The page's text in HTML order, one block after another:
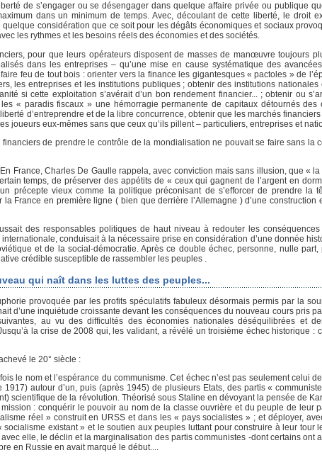
de s’engager ou se désengager dans quelque affaire privée ou publique
dans un minimum de temps. Avec, découlant de cette liberté, le droit
considération que ce soit pour les dégâts économiques et sociaux
les rythmes et les besoins réels des économies et des sociétés.
pour que leurs opérateurs disposent de masses de manœuvre toujours
dans les entreprises – qu’une mise en cause systématique des
feu de tout bois : orienter vers la finance les gigantesques « pactoles » de
les entreprises et les institutions publiques ; obtenir des institutions nationales
si cette exploitation s’avérait d’un bon rendement financier... ; obtenir ou
« paradis fiscaux » une hémorragie permanente de capitaux détournés
d’entreprendre et de la libre concurrence, obtenir que les marchés
joueurs eux-mêmes sans que ceux qu’ils pillent – particuliers, entreprises et
de prendre le contrôle de la mondialisation ne pouvait se faire sans la
France, Charles De Gaulle rappela, avec conviction mais sans illusion, que «
temps, de préserver des appétits de « ceux qui gagnent de l’argent en
précepte vieux comme la politique préconisant de s’efforcer de prendre la
France en première ligne ( bien que derrière l’Allemagne ) d’une
des responsables politiques de haut niveau à redouter les
conduisait à la nécessaire prise en considération d’une donnée
et de la social-démocratie. Après ce double échec, personne, nulle
crédible susceptible de rassembler les peuples .
qui naît dans les luttes des peuples...
provoquée par les profits spéculatifs fabuleux désormais permis par la
d’une inquiétude croissante devant les conséquences du nouveau cours pris
au vu des difficultés des économies nationales déséquilibrées et
la crise de 2008 qui, les validant, a révélé un troisième échec historique :
le 20° siècle :
le nom et l’espérance du communisme. Cet échec n’est pas seulement celui de
1917) autour d’un, puis (après 1945) de plusieurs Etats, des partis «
scientifique de la révolution. Théorisé sous Staline en dévoyant la pensée de
: conquérir le pouvoir au nom de la classe ouvrière et du peuple de leur
réel » construit en URSS et dans les « pays socialistes » ; et déployer,
existant » et le soutien aux peuples luttant pour construire à leur tour
elle, le déclin et la marginalisation des partis communistes -dont certains ont
en Russie en avait marqué le début....